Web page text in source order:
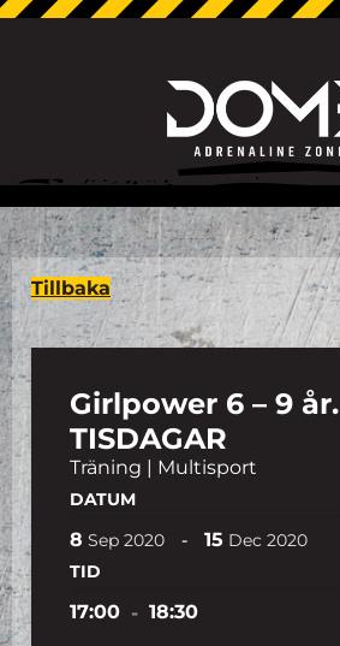
Tillbaka
Girlpower 6 – 9 år.
TISDAGAR
Träning | Multisport
DATUM
8 Sep 2020 - 15 Dec 2020
TID
17:00 - 18:30